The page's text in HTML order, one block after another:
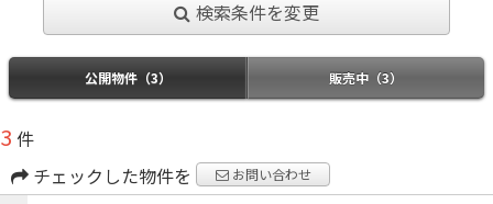
検索条件を変更
公開物件（3） 販売中（3）
3 件
チェックした物件を
お問い合わせ